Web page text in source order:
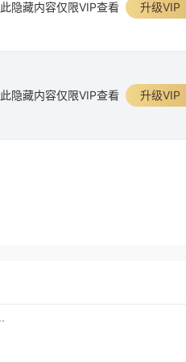
此隐藏内容仅限VIP查看 升级VIP
此隐藏内容仅限VIP查看 升级VIP